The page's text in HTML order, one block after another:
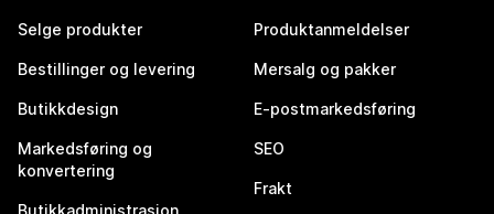
Selge produkter
Bestillinger og levering
Butikkdesign
Markedsføring og
konvertering
Butikkadministrasjon
Produktanmeldelser
Mersalg og pakker
E-postmarkedsføring
SEO
Frakt